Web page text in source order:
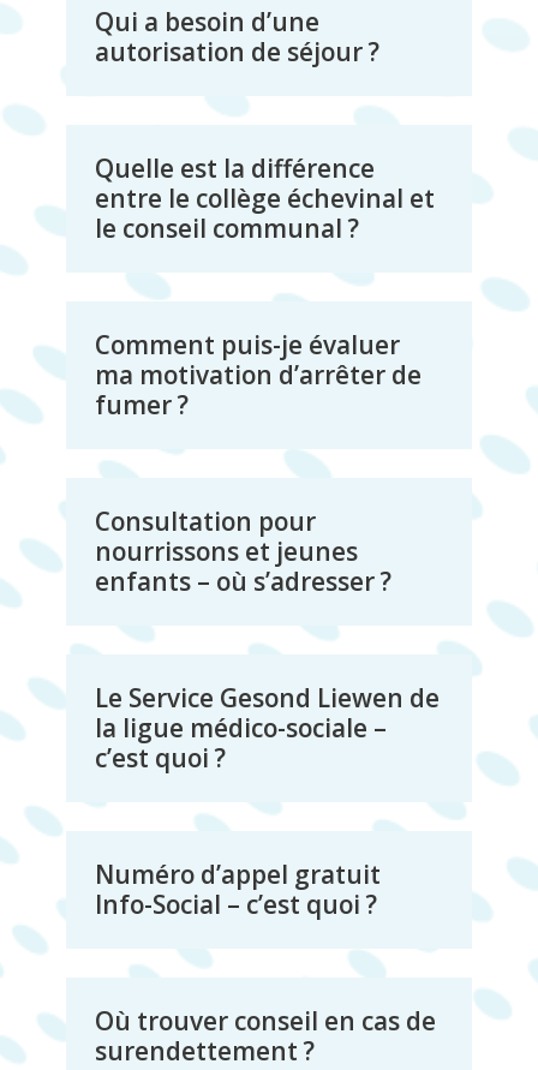
Qui a besoin d’une
autorisation de séjour ?
Quelle est la différence
entre le collège échevinal et
le conseil communal ?
Comment puis-je évaluer
ma motivation d’arrêter de
fumer ?
Consultation pour
nourrissons et jeunes
enfants – où s’adresser ?
Le Service Gesond Liewen de
la ligue médico-sociale –
c’est quoi ?
Numéro d’appel gratuit
Info-Social – c’est quoi ?
Où trouver conseil en cas de
surendettement ?